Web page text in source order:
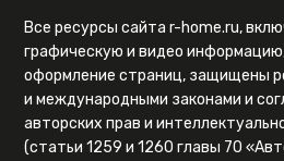
Все ресурсы сайта r-home.ru,
графическую и видео
оформление страниц, защищены
и международными законами и
авторских прав и
(статьи 1259 и 1260 главы 70